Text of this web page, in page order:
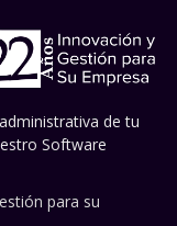
de tu
Software
para su